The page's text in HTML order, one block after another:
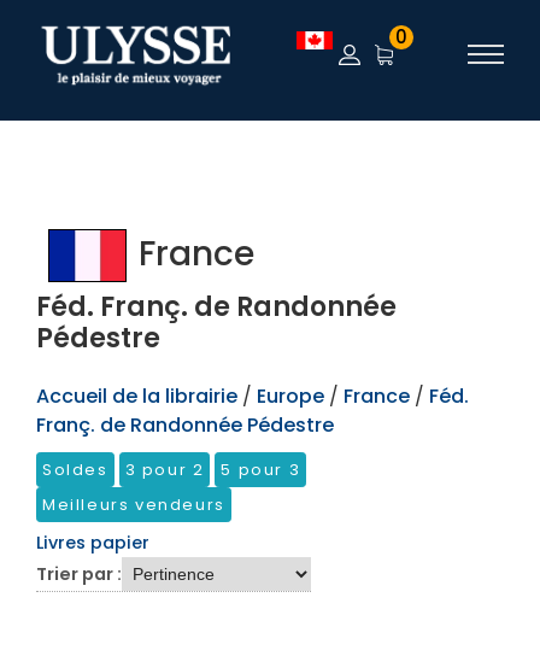
TEST 0
France
Féd. Franç. de Randonnée
Pédestre
Accueil de la librairie / Europe / France / Féd.
Franç. de Randonnée Pédestre
Soldes 3 pour 2
5 pour 3
Meilleurs vendeurs
Livres papier
Trier par :